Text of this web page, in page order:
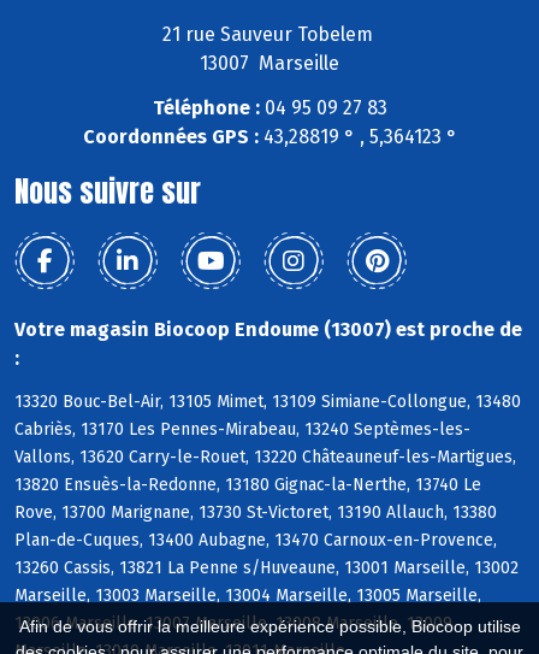
Afin de vous offrir la meilleure expérience possible, Biocoop utilise
21 rue Sauveur Tobelem
13007 Marseille
Téléphone :04 95 09 27 83
Coordonnées GPS :43,28819 ° , 5,364123 °
Nous suivre sur
Votre magasin Biocoop Endoume (13007) est proche de
:
13320 Bouc-Bel-Air, 13105 Mimet, 13109 Simiane-Collongue, 13480
Cabriès, 13170 Les Pennes-Mirabeau, 13240 Septèmes-les-
Vallons, 13620 Carry-le-Rouet, 13220 Châteauneuf-les-Martigues,
13820 Ensuès-la-Redonne, 13180 Gignac-la-Nerthe, 13740 Le
Rove, 13700 Marignane, 13730 St-Victoret, 13190 Allauch, 13380
Plan-de-Cuques, 13400 Aubagne, 13470 Carnoux-en-Provence,
13260 Cassis, 13821 La Penne s/Huveaune, 13001 Marseille, 13002
Marseille, 13003 Marseille, 13004 Marseille, 13005 Marseille,
13006 Marseille, 13007 Marseille, 13008 Marseille, 13009